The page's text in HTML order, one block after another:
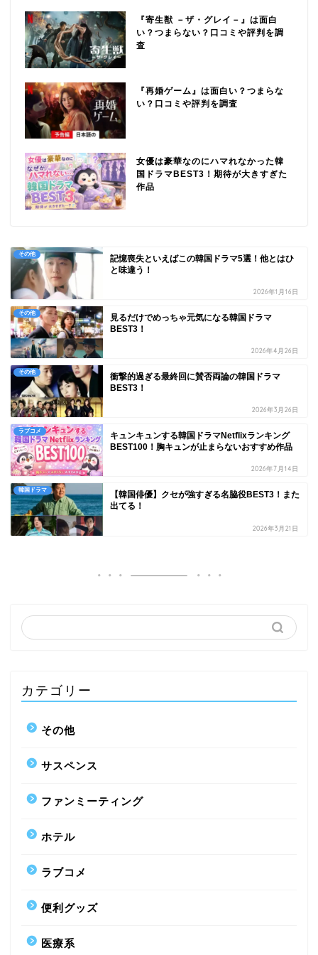
『寄生獣 －ザ・グレイ－』は面白
い？つまらない？口コミや評判を調
査
『再婚ゲーム』は面白い？つまらな
い？口コミや評判を調査
女優は豪華なのにハマれなかった韓
国ドラマBEST3！期待が大きすぎた
作品
その他
記憶喪失といえばこの韓国ドラマ5選！他とはひ
と味違う！
2026年1月16日
その他
見るだけでめっちゃ元気になる韓国ドラマ
BEST3！
2026年4月26日
その他
衝撃的過ぎる最終回に賛否両論の韓国ドラマ
BEST3！
2026年3月26日
ラブコメ
キュンキュンする韓国ドラマNetflixランキング
BEST100！胸キュンが止まらないおすすめ作品
2026年7月14日
韓国ドラマ
【韓国俳優】クセが強すぎる名脇役BEST3！また
出てる！
2026年3月21日
カテゴリー
その他
サスペンス
ファンミーティング
ホテル
ラブコメ
便利グッズ
医療系